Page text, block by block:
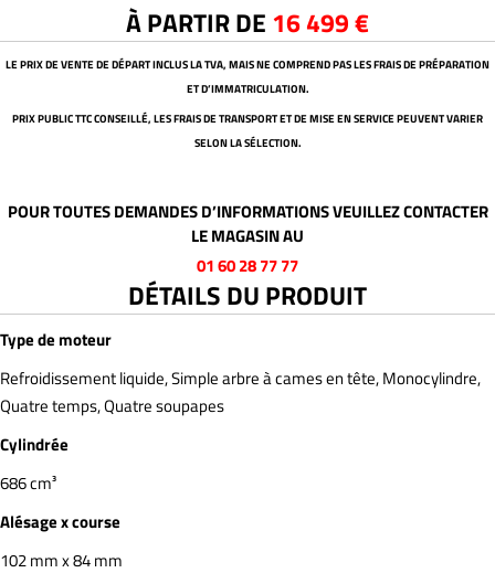
À PARTIR DE 16 499 €
LE PRIX DE VENTE DE DÉPART INCLUS LA TVA, MAIS NE COMPREND PAS LES FRAIS DE PRÉPARATION
ET D’IMMATRICULATION.
PRIX PUBLIC TTC CONSEILLÉ, LES FRAIS DE TRANSPORT ET DE MISE EN SERVICE PEUVENT VARIER
SELON LA SÉLECTION.
POUR TOUTES DEMANDES D’INFORMATIONS VEUILLEZ CONTACTER
LE MAGASIN AU
01 60 28 77 77
DÉTAILS DU PRODUIT
Type de moteur
Refroidissement liquide, Simple arbre à cames en tête, Monocylindre,
Quatre temps, Quatre soupapes
Cylindrée
686 cm³
Alésage x course
102 mm x 84 mm